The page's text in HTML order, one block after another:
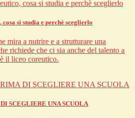
si studia e perchè sceglierlo
mira a nutrire e a strutturare una
richiede che ci sia anche del talento a
il liceo coreutico.
SCEGLIERE UNA SCUOLA